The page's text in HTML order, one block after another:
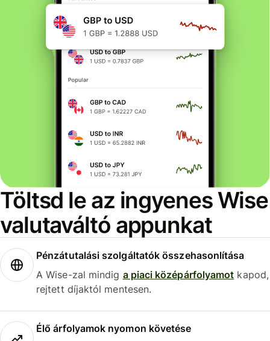
Töltsd le az ingyenes Wise
valutaváltó appunkat
Pénzátutalási szolgáltatók összehasonlítása
A Wise-zal mindig a piaci középárfolyamot kapod,
rejtett díjaktól mentesen.
Élő árfolyamok nyomon követése